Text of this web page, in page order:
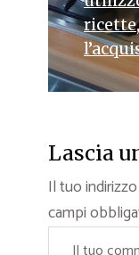
Lascia
Il tuo
campi